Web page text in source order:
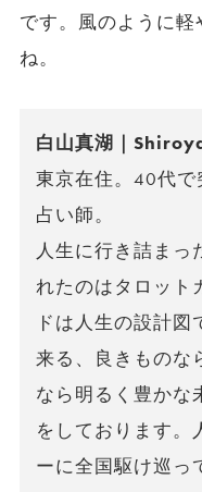
です。風のように
ね。
白山真湖｜
東京在住。40代で
占い師。
人生に行き詰まっ
れたのはタロット
ドは人生の設計
来る、良きものな
なら明るく豊かな
をしております。
ーに全国駆け巡っ